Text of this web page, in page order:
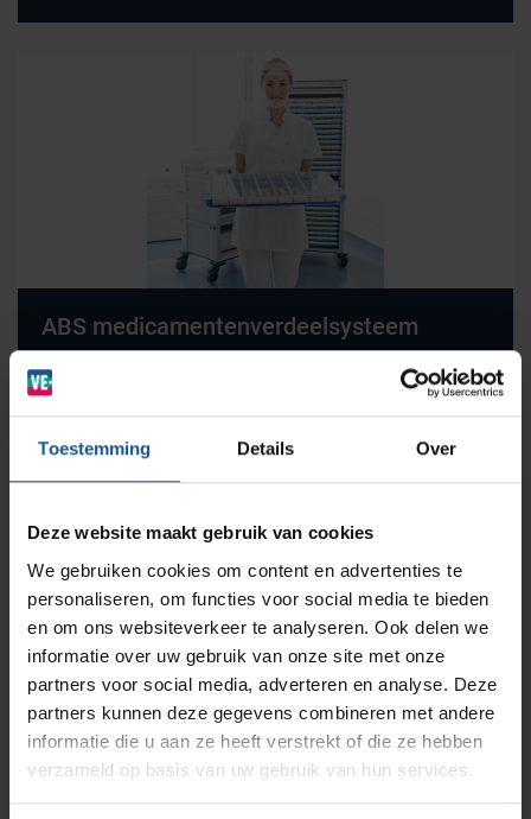
Toestemming Details Over
Deze website maakt gebruik van cookies
We gebruiken cookies om content en advertenties te
personaliseren, om functies voor social media te bieden
en om ons websiteverkeer te analyseren. Ook delen we
informatie over uw gebruik van onze site met onze
partners voor social media, adverteren en analyse. Deze
partners kunnen deze gegevens combineren met andere
informatie die u aan ze heeft verstrekt of die ze hebben
verzameld op basis van uw gebruik van hun services.
ABS medicamentenverdeelsysteem
Lees meer
Etiketteersysteem
Branches
Ziekenhuizen en klinieken
Zorginstellingen
Afvalinzamelaars
Solutions
RVS Werkplekinrichting
Modulaire Inrichtingssystemen
Opslagsystemen en voorraadbeheer
Productlijnen
Medische afvalverpakkingen
Infectiepreventie en hygiëne
Opslagmogelijkheden
Medische (verzorgings)wagens
Medicijn- en verbandkasten
Assortiment
Hammerlit
Septodry
Metro
Zarges
AP Medical
BINBIN
Contact
Ons team
Klantcases
Vacatures